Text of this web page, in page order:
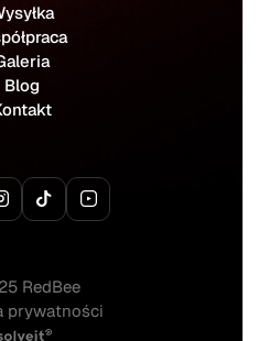
Blog
RedBee
prywatności